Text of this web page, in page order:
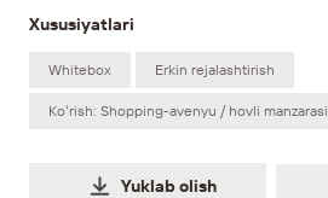
Xususiyatlari
Whitebox Erkin rejalashtirish
Koʻrish: Shopping-avenyu / hovli manzarasi
Yuklab olish